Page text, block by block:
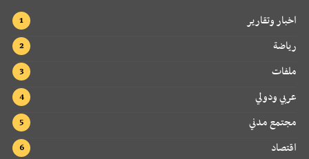
اخبار وتقارير
رياضة
ملفات
عربي ودولي
مجتمع مدني
اقتصاد